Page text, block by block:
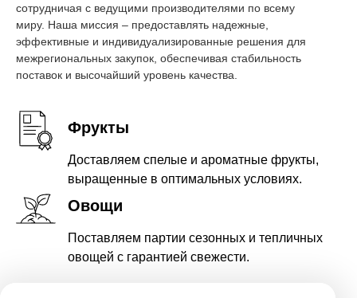
сотрудничая с ведущими производителями по всему
миру. Наша миссия – предоставлять надежные,
эффективные и индивидуализированные решения для
межрегиональных закупок, обеспечивая стабильность
поставок и высочайший уровень качества.
Фрукты
Доставляем спелые и ароматные фрукты,
выращенные в оптимальных условиях.
Овощи
Поставляем партии сезонных и тепличных
овощей с гарантией свежести.